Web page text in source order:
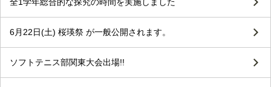
6月22日(土) 桜瑛祭 が一般公開されます。
ソフトテニス部関東大会出場!!